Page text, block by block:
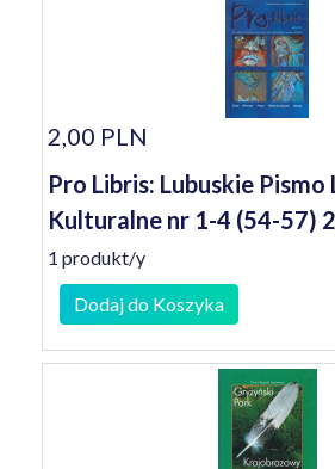
2,00 PLN
Pro Libris: Lubuskie
Kulturalne nr 1-4 (54-57)
1 produkt/y
Dodaj do Koszyka